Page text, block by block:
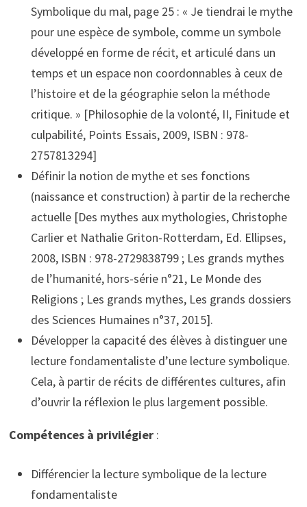
Symbolique du mal, page 25 : « Je tiendrai le mythe
pour une espèce de symbole, comme un symbole
développé en forme de récit, et articulé dans un
temps et un espace non coordonnables à ceux de
l’histoire et de la géographie selon la méthode
critique. » [Philosophie de la volonté, II, Finitude et
culpabilité, Points Essais, 2009, ISBN : 978-
2757813294]
Définir la notion de mythe et ses fonctions
(naissance et construction) à partir de la recherche
actuelle [Des mythes aux mythologies, Christophe
Carlier et Nathalie Griton-Rotterdam, Ed. Ellipses,
2008, ISBN : 978-2729838799 ; Les grands mythes
de l’humanité, hors-série n°21, Le Monde des
Religions ; Les grands mythes, Les grands dossiers
des Sciences Humaines n°37, 2015].
Développer la capacité des élèves à distinguer une
lecture fondamentaliste d’une lecture symbolique.
Cela, à partir de récits de différentes cultures, afin
d’ouvrir la réflexion le plus largement possible.
Compétences à privilégier:
Différencier la lecture symbolique de la lecture
fondamentaliste